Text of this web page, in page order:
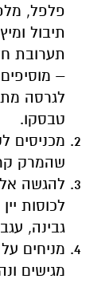
פלפל,
תיבול
תערובת
–
לגרסה
טבסקו.
מכניסים
שהמרק
להגשה
לכוסות
גבינה,
מניחים
מגישים